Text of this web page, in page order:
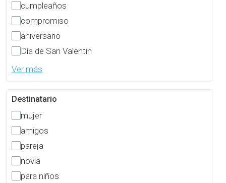
cumpleaños
compromiso
aniversario
Día de San Valentin
Ver más
Destinatario
mujer
amigos
pareja
novia
para niños